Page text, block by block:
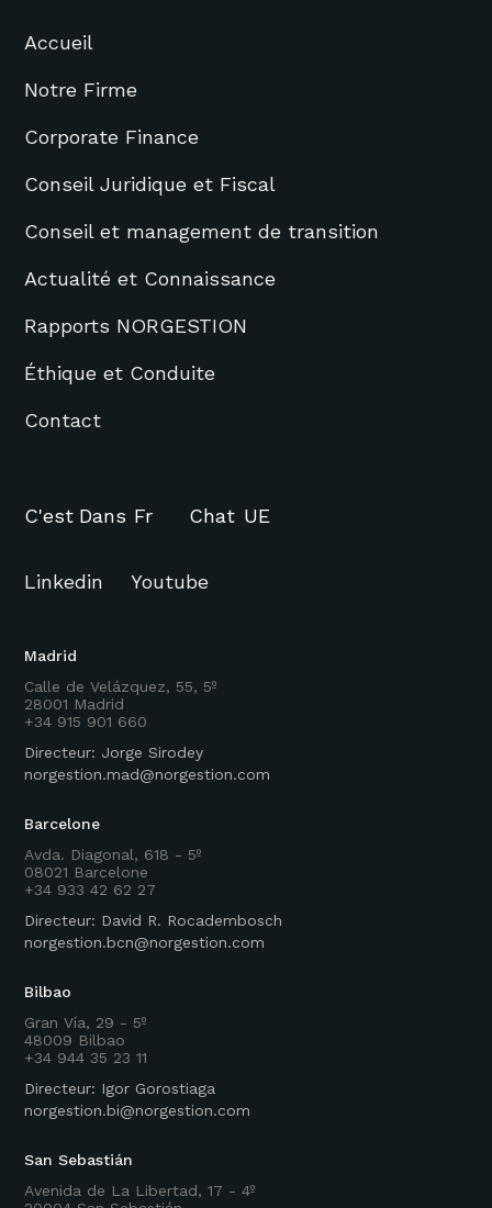
Accueil
Notre Firme
Corporate Finance
Conseil Juridique et Fiscal
Conseil et management de transition
Actualité et Connaissance
Rapports NORGESTION
Éthique et Conduite
Contact
Madrid
Calle de Velázquez, 55, 5º
28001 Madrid
+34 915 901 660
Directeur: Jorge Sirodey
norgestion.mad@norgestion.com
Barcelone
Avda. Diagonal, 618 - 5º
08021 Barcelone
+34 933 42 62 27
Directeur: David R. Rocadembosch
norgestion.bcn@norgestion.com
Bilbao
Gran Vía, 29 - 5º
48009 Bilbao
+34 944 35 23 11
Directeur: Igor Gorostiaga
norgestion.bi@norgestion.com
San Sebastián
Avenida de La Libertad, 17 - 4º
C'est Dans Fr Chat UE
Linkedin Youtube